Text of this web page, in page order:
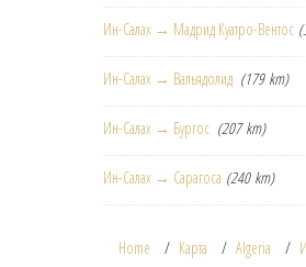
Ин-Салах → Мадрид Куатро-Вентос
Ин-Салах → Вальядолид (179 km)
Ин-Салах → Бургос (207 km)
Ин-Салах → Сарагоса (240 km)
Home Карта Algeria